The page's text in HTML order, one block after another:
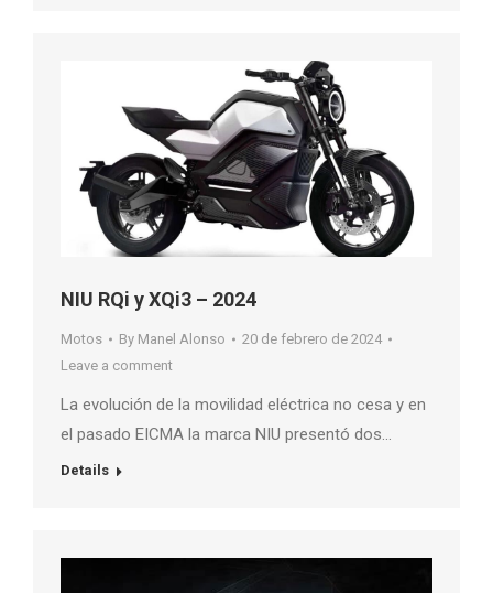
NIU RQi y XQi3 – 2024
Motos By Manel Alonso
20 de febrero de 2024
Leave a comment
La evolución de la movilidad eléctrica no cesa y en
el pasado EICMA la marca NIU presentó dos…
Details